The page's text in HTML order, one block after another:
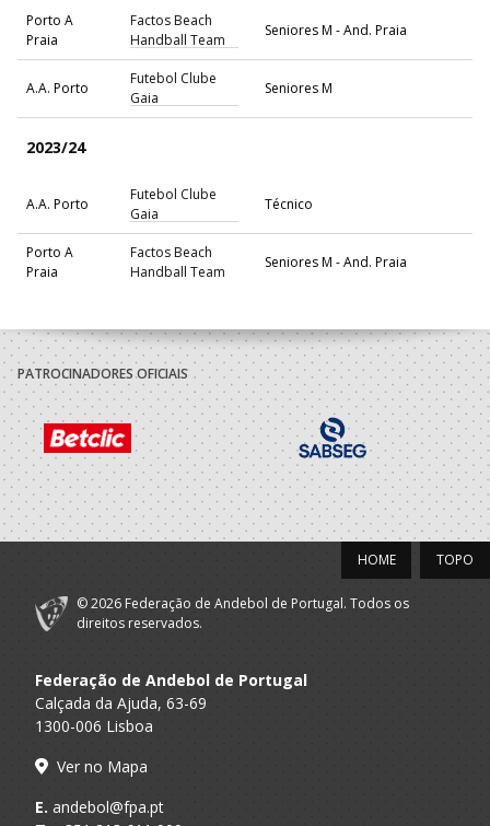
Porto A
Praia
Factos Beach
Handball Team
Seniores M - And. Praia
A.A. Porto
Futebol Clube
Gaia
Seniores M
2023/24
A.A. Porto
Futebol Clube
Gaia
Técnico
Porto A
Praia
Factos Beach
Handball Team
Seniores M - And. Praia
Gaia
2022/23
A.A. Porto
Futebol Clube
Gaia
SUB-20 M
2021/22
Futebol Clube
SUB-20 M / Seniores M
2020/21
Gaia
2019/20
Futebol Clube
PATROCINADORES OFICIAIS
TOPO
HOME
© 2026 Federação de Andebol de Portugal. Todos os
direitos reservados.
Federação de Andebol de Portugal
Calçada da Ajuda, 63-69
1300-006 Lisboa
Ver no Mapa
E. andebol@fpa.pt